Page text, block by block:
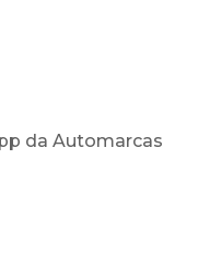
da Automarcas